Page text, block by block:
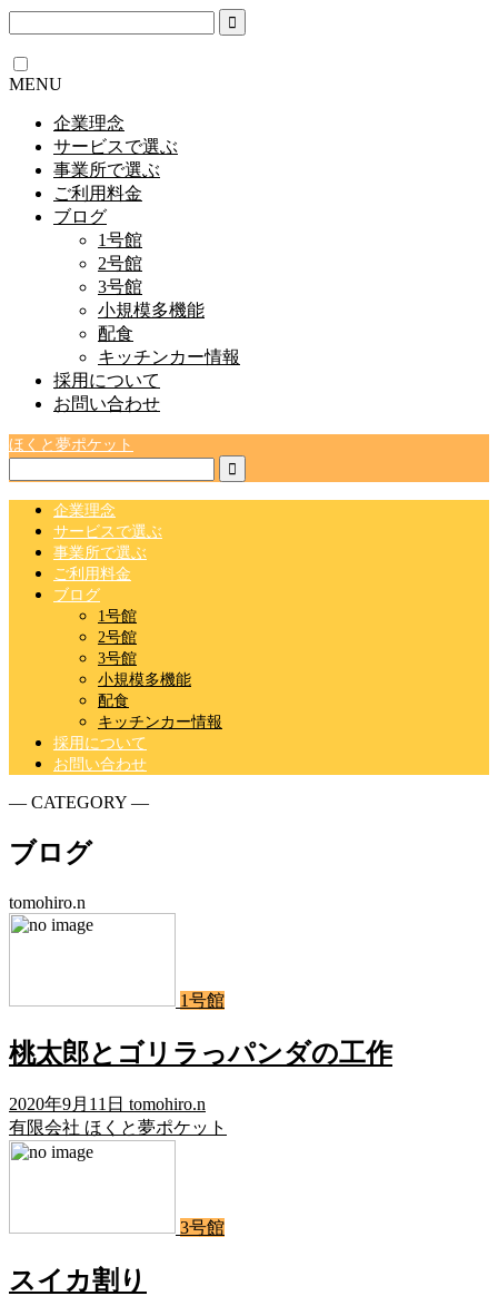
MENU
企業理念
サービスで選ぶ
事業所で選ぶ
ご利用料金
ブログ
1号館
2号館
3号館
小規模多機能
配食
キッチンカー情報
採用について
お問い合わせ
ほくと夢ポケット
企業理念
サービスで選ぶ
事業所で選ぶ
ご利用料金
ブログ
1号館
2号館
3号館
小規模多機能
配食
キッチンカー情報
採用について
お問い合わせ
― CATEGORY ―
ブログ
tomohiro.n
1号館
桃太郎とゴリラっパンダの工作
2020年9月11日 tomohiro.n
有限会社 ほくと夢ポケット
3号館
スイカ割り